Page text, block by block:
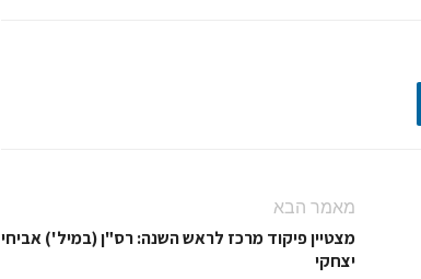
מאמר הבא
מצטיין פיקוד מרכז לראש השנה: רס"ן (במיל') אביחי
יצחקי